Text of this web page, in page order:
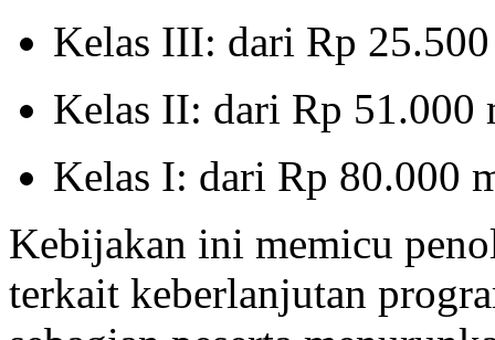
Kelas III: dari Rp
Kelas II: dari Rp 51.000
Kelas I: dari Rp 80.000
Kebijakan ini memicu
terkait keberlanjutan